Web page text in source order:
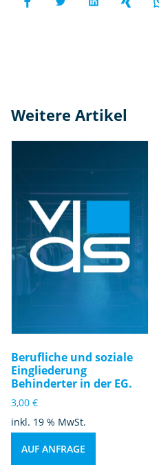
Weitere Artikel
Berufliche und soziale
Eingliederung
Behinderter in der EG.
3,00 €
inkl. 19 % MwSt.
AUF ANFRAGE